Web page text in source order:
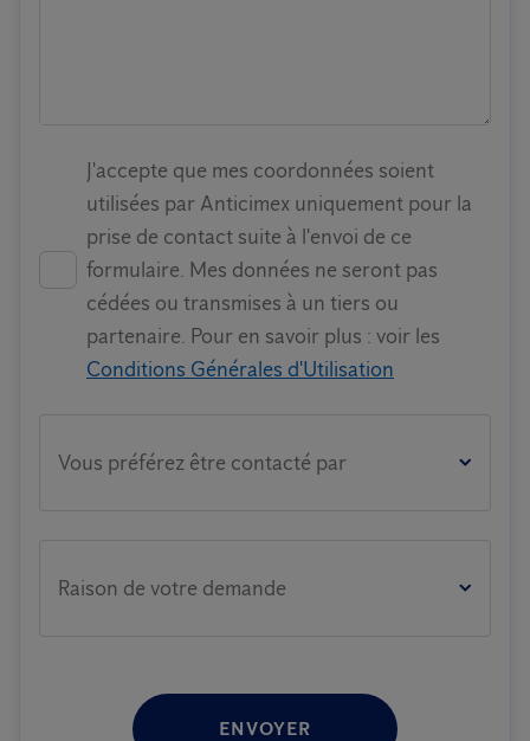
J'accepte que mes coordonnées soient
utilisées par Anticimex uniquement pour la
prise de contact suite à l'envoi de ce
formulaire. Mes données ne seront pas
cédées ou transmises à un tiers ou
partenaire. Pour en savoir plus : voir les
Conditions Générales d'Utilisation
Vous préférez être contacté par
Raison de votre demande
ENVOYER